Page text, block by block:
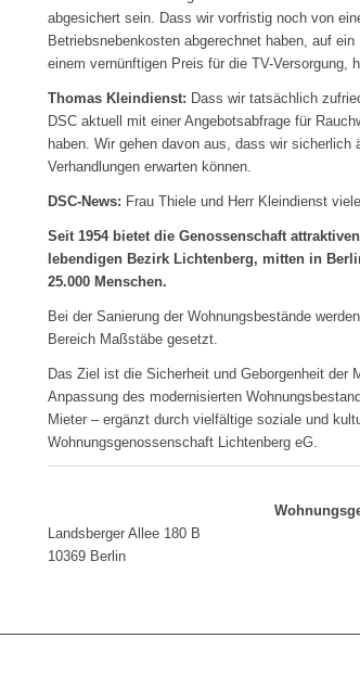
abgesichert sein. Dass wir vorfristig noch von
Betriebsnebenkosten abgerechnet haben, auf
einem vernünftigen Preis für die TV-Versorgung,
Thomas Kleindienst: Dass wir tatsächlich
DSC aktuell mit einer Angebotsabfrage für
haben. Wir gehen davon aus, dass wir
Verhandlungen erwarten können.
DSC-News: Frau Thiele und Herr Kleindienst
Seit 1954 bietet die Genossenschaft
lebendigen Bezirk Lichtenberg, mitten in
25.000 Menschen.
Bei der Sanierung der Wohnungsbestände
Bereich Maßstäbe gesetzt.
Das Ziel ist die Sicherheit und Geborgenheit der
Anpassung des modernisierten
Mieter – ergänzt durch vielfältige soziale und
Wohnungsgenossenschaft Lichtenberg eG.
Landsberger Allee 180 B
10369 Berlin